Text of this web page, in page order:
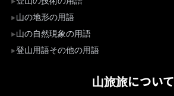
山の地形の用語
山の自然現象の用語
登山用語その他の用語
山旅旅について